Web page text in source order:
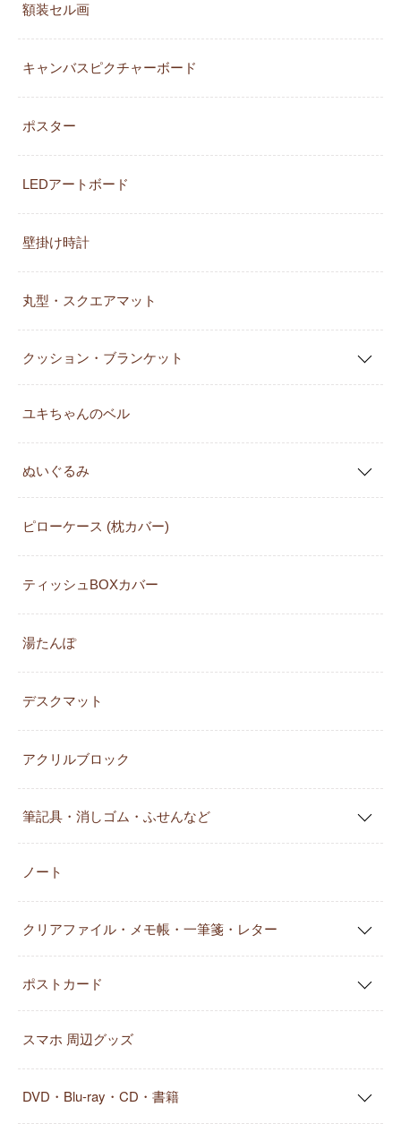
額装セル画
キャンバスピクチャーボード
ポスター
LEDアートボード
壁掛け時計
丸型・スクエアマット
クッション・ブランケット
ユキちゃんのベル
ぬいぐるみ
ピローケース (枕カバー)
ティッシュBOXカバー
湯たんぽ
デスクマット
アクリルブロック
筆記具・消しゴム・ふせんなど
ノート
クリアファイル・メモ帳・一筆箋・レター
ポストカード
スマホ 周辺グッズ
DVD・Blu-ray・CD・書籍